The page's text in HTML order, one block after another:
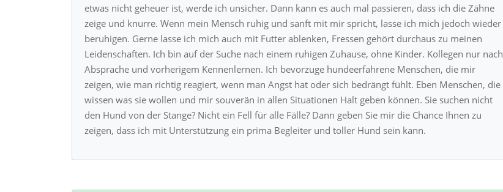
etwas nicht geheuer ist, werde ich unsicher. Dann kann es auch mal passieren, dass ich die Zähne
zeige und knurre. Wenn mein Mensch ruhig und sanft mit mir spricht, lasse ich mich jedoch wieder
beruhigen. Gerne lasse ich mich auch mit Futter ablenken, Fressen gehört durchaus zu meinen
Leidenschaften. Ich bin auf der Suche nach einem ruhigen Zuhause, ohne Kinder. Kollegen nur nach
Absprache und vorherigem Kennenlernen. Ich bevorzuge hundeerfahrene Menschen, die mir
zeigen, wie man richtig reagiert, wenn man Angst hat oder sich bedrängt fühlt. Eben Menschen, die
wissen was sie wollen und mir souverän in allen Situationen Halt geben können. Sie suchen nicht
den Hund von der Stange? Nicht ein Fell für alle Fälle? Dann geben Sie mir die Chance Ihnen zu
zeigen, dass ich mit Unterstützung ein prima Begleiter und toller Hund sein kann.